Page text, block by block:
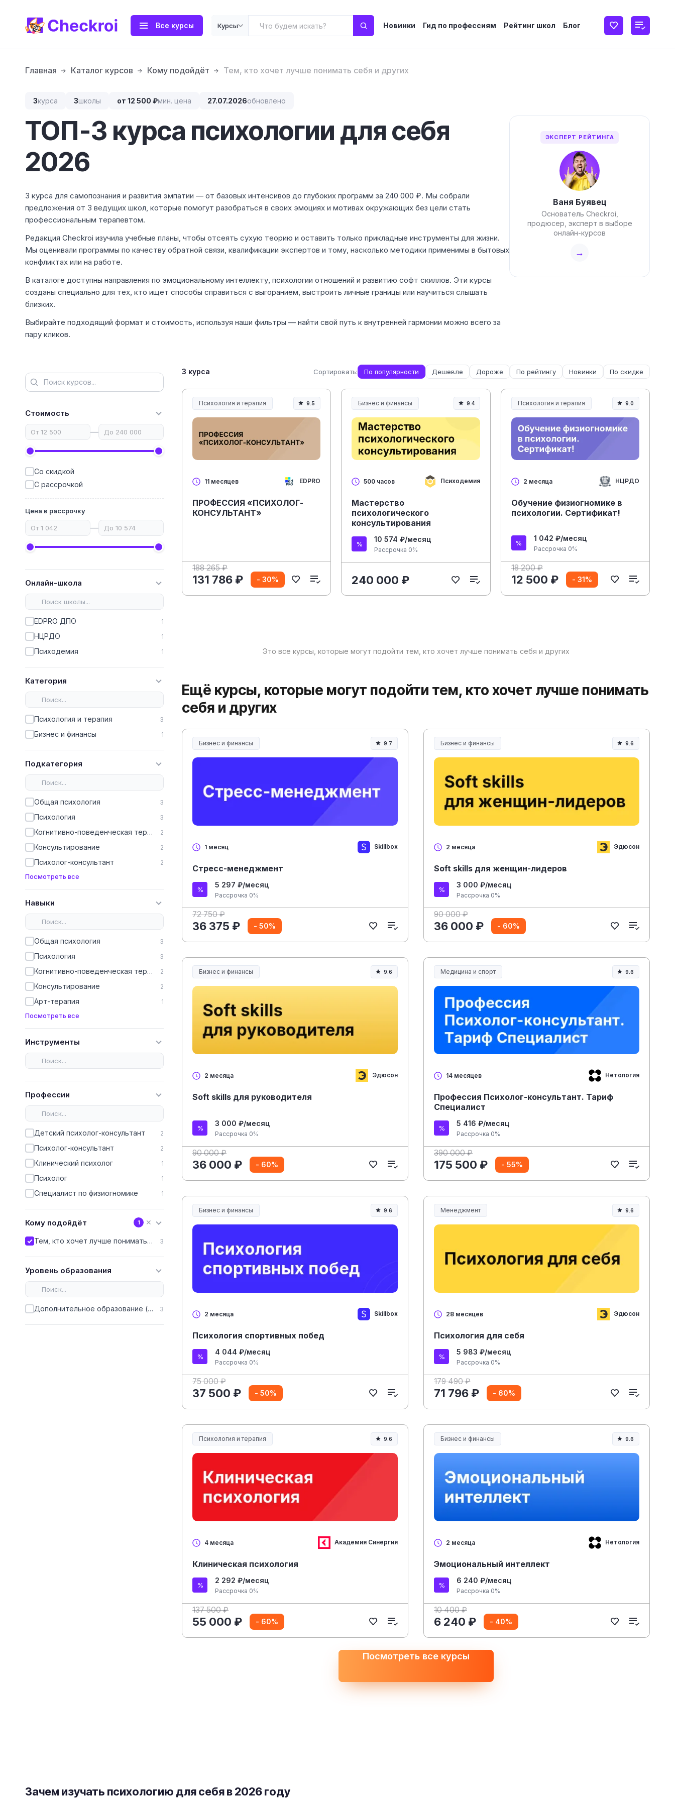
Все курсы Курсы Новинки Гид по профессиям Рейтинг школ Блог
Главная Каталог курсов Кому подойдёт Тем, кто хочет лучше понимать себя и других
3курса 3школы от 12 500 ₽мин. цена 27.07.2026обновлено
ТОП-3 курса психологии для себя
2026
3 курса для самопознания и развития эмпатии — от базовых интенсивов до глубоких программ за 240 000 ₽. Мы собрали
предложения от 3 ведущих школ, которые помогут разобраться в своих эмоциях и мотивах окружающих без цели стать
профессиональным терапевтом.
Редакция Checkroi изучила учебные планы, чтобы отсеять сухую теорию и оставить только прикладные инструменты для жизни.
Мы оценивали программы по качеству обратной связи, квалификации экспертов и тому, насколько методики применимы в бытовых
конфликтах или на работе.
В каталоге доступны направления по эмоциональному интеллекту, психологии отношений и развитию софт скиллов. Эти курсы
созданы специально для тех, кто ищет способы справиться с выгоранием, выстроить личные границы или научиться слышать
близких.
Выбирайте подходящий формат и стоимость, используя наши фильтры — найти свой путь к внутренней гармонии можно всего за
пару кликов.
ЭКСПЕРТ РЕЙТИНГА
Ваня Буявец
Основатель Checkroi,
продюсер, эксперт в выборе
онлайн-курсов
→
Стоимость
—
Со скидкой
С рассрочкой
Цена в рассрочку
—
Онлайн-школа
EDPRO ДПО 1
НЦРДО 1
Психодемия 1
Категория
Психология и терапия 3
Бизнес и финансы 1
Подкатегория
Общая психология 3
Психология 3
Когнитивно-поведенческая терапия 2
Консультирование 2
Психолог-консультант 2
Посмотреть все
Навыки
Общая психология 3
Психология 3
Когнитивно-поведенческая терапия (КПТ) 2
Консультирование 2
Арт-терапия 1
Посмотреть все
Инструменты
Профессии
Детский психолог-консультант 2
Психолог-консультант 2
Клинический психолог 1
Психолог 1
Специалист по физиогномике 1
Кому подойдёт 1 ✕
Тем, кто хочет лучше понимать себя и других 3
Уровень образования
Дополнительное образование (ДПО) 3
3 курса Сортировать: По популярности Дешевле Дороже По рейтингу Новинки По скидке
Психология и терапия 9.5
11 месяцев EDPRO
ПРОФЕССИЯ «ПСИХОЛОГ-
КОНСУЛЬТАНТ»
188 265 ₽
131 786 ₽ - 30%
Бизнес и финансы 9.4
500 часов Психодемия
Мастерство
психологического
консультирования
10 574 ₽/месяц
Рассрочка 0%
240 000 ₽
Психология и терапия 9.0
2 месяца НЦРДО
Обучение физиогномике в
психологии. Сертификат!
1 042 ₽/месяц
Рассрочка 0%
18 200 ₽
12 500 ₽ - 31%
Это все курсы, которые могут подойти тем, кто хочет лучше понимать себя и других
Ещё курсы, которые могут подойти тем, кто хочет лучше понимать
себя и других
Бизнес и финансы 9.7
1 месяц Skillbox
Стресс-менеджмент
5 297 ₽/месяц
Рассрочка 0%
72 750 ₽
36 375 ₽ - 50%
Бизнес и финансы 9.6
2 месяца Эдюсон
Soft skills для женщин-лидеров
3 000 ₽/месяц
Рассрочка 0%
90 000 ₽
36 000 ₽ - 60%
Бизнес и финансы 9.6
2 месяца Эдюсон
Soft skills для руководителя
3 000 ₽/месяц
Рассрочка 0%
90 000 ₽
36 000 ₽ - 60%
Медицина и спорт
Медицина, спорт и здоровье
9.6
14 месяцев Нетология
Профессия Психолог-консультант. Тариф
Специалист
5 416 ₽/месяц
Рассрочка 0%
390 000 ₽
175 500 ₽ - 55%
Бизнес и финансы 9.6
2 месяца Skillbox
Психология спортивных побед
4 044 ₽/месяц
Рассрочка 0%
75 000 ₽
37 500 ₽ - 50%
Менеджмент
Менеджмент и управление
9.6
28 месяцев Эдюсон
Психология для себя
5 983 ₽/месяц
Рассрочка 0%
179 490 ₽
71 796 ₽ - 60%
Психология и терапия 9.6
4 месяца Академия Синергия
Клиническая психология
2 292 ₽/месяц
Рассрочка 0%
137 500 ₽
55 000 ₽ - 60%
Бизнес и финансы 9.6
2 месяца Нетология
Эмоциональный интеллект
6 240 ₽/месяц
Рассрочка 0%
10 400 ₽
6 240 ₽ - 40%
Посмотреть все курсы
Зачем изучать психологию для себя в 2026 году